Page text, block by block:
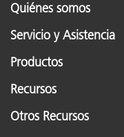
Quiénes somos
Servicio y Asistencia
Productos
Recursos
Otros Recursos